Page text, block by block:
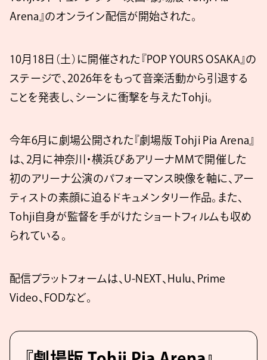
Arena』のオンライン配信が開始された。
10月18日（土）に開催された『POP YOURS OSAKA』の
ステージで、2026年をもって音楽活動から引退する
ことを発表し、シーンに衝撃を与えたTohji。
今年6月に劇場公開された『劇場版 Tohji Pia Arena』
は、2月に神奈川・横浜ぴあアリーナMMで開催した
初のアリーナ公演のパフォーマンス映像を軸に、アー
ティストの素顔に迫るドキュメンタリー作品。また、
Tohji自身が監督を手がけたショートフィルムも収め
られている。
配信プラットフォームは、U-NEXT、Hulu、Prime
Video、FODなど。